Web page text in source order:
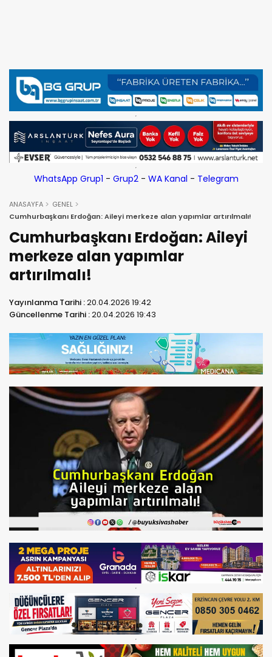
WhatsApp Grup1 - Grup2- WA Kanal - Telegram
ANASAYFA
GENEL
Cumhurbaşkanı Erdoğan: Aileyi merkeze alan yapımlar artırılmalı!
Cumhurbaşkanı Erdoğan: Aileyi
merkeze alan yapımlar
artırılmalı!
Yayınlanma Tarihi :20.04.2026 19:42
Güncellenme Tarihi :20.04.2026 19:43